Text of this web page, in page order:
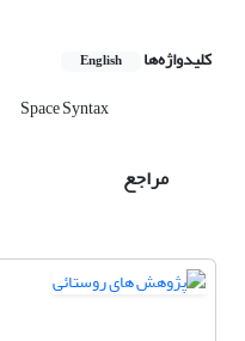
کلیدواژه‌ها English
Space Syntax
مراجع